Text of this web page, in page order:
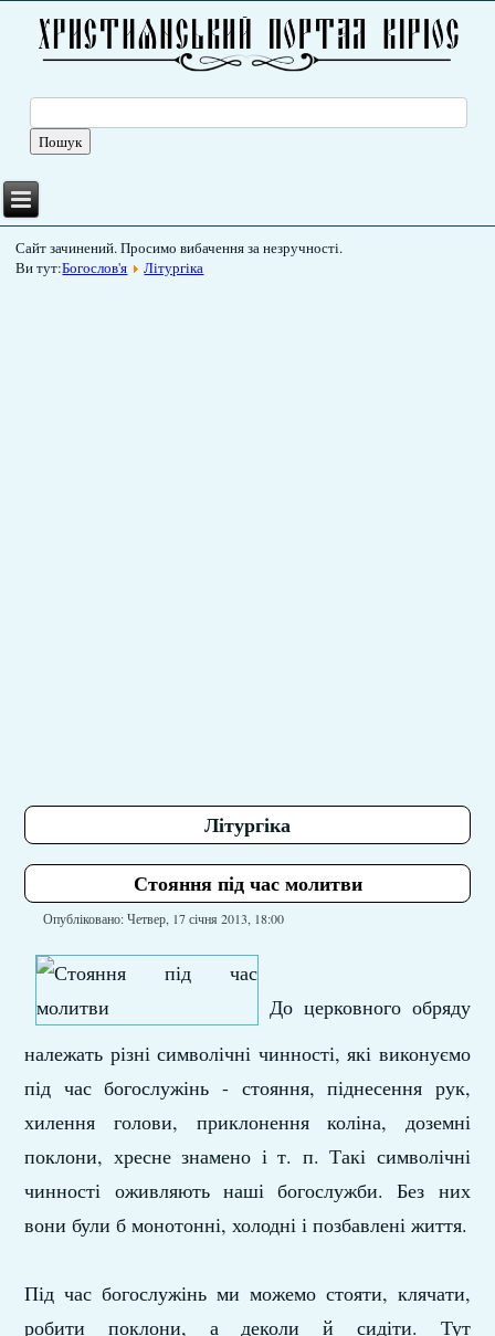
Сайт зачинений. Просимо вибачення за незручності.
Ви тут:Богослов'я Літургіка
Літургіка
Стояння під час молитви
Опубліковано: Четвер, 17 січня 2013, 18:00
До церковного обряду
належать різні символічні чинності, які виконуємо
під час богослужінь - стояння, піднесення рук,
хилення голови, приклонення коліна, доземні
поклони, хресне знамено і т. п. Такі символічні
чинності оживляють наші богослужби. Без них
вони були б монотонні, холодні і позбавлені життя.
Під час богослужінь ми можемо стояти, клячати,
робити поклони, а деколи й сидіти. Тут